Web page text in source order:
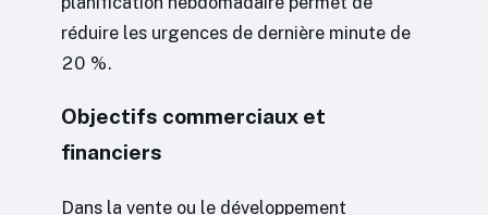
réduire les urgences de dernière minute de
20 %.
Objectifs commerciaux et
financiers
Dans la vente ou le développement